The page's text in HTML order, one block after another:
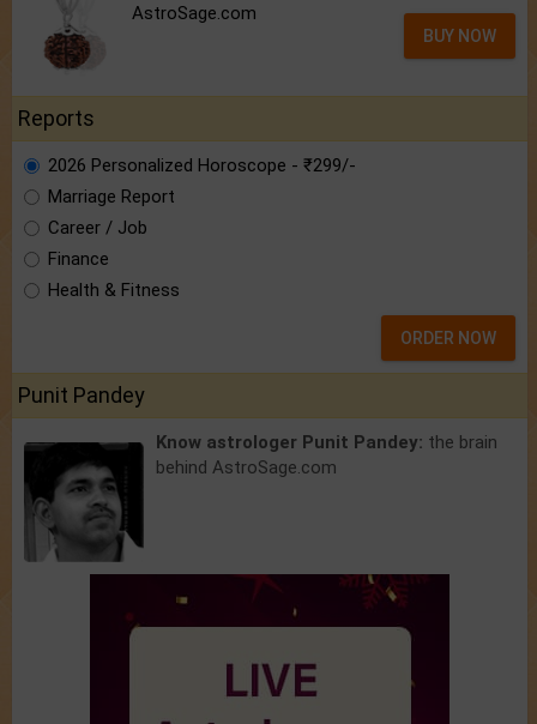
AstroSage.com
BUY NOW
Reports
2026 Personalized Horoscope - ₹299/-
Marriage Report
Career / Job
Finance
Health & Fitness
ORDER NOW
Punit Pandey
Know astrologer Punit Pandey: the brain
behind AstroSage.com